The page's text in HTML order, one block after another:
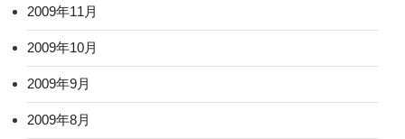
2009年11月
2009年10月
2009年9月
2009年8月